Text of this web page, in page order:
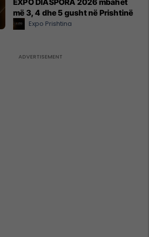
më 3, 4 dhe 5 gusht në Prishtinë
Expo Prishtina